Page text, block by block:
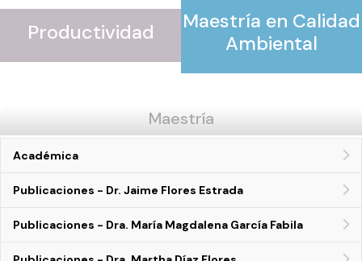
Productividad
Maestría en Calidad
Ambiental
Maestría
Académica
Publicaciones - Dr. Jaime Flores Estrada
Publicaciones - Dra. María Magdalena García Fabila